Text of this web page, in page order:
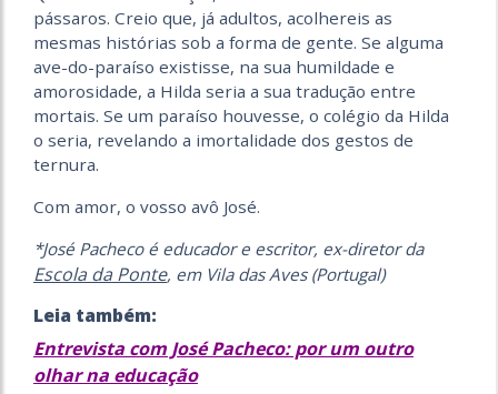
pássaros. Creio que, já adultos, acolhereis as
mesmas histórias sob a forma de gente. Se alguma
ave-do-paraíso existisse, na sua humildade e
amorosidade, a Hilda seria a sua tradução entre
mortais. Se um paraíso houvesse, o colégio da Hilda
o seria, revelando a imortalidade dos gestos de
ternura.
Com amor, o vosso avô José.
*José Pacheco é educador e escritor, ex-diretor da
Escola da Ponte, em Vila das Aves (Portugal)
Leia também:
Entrevista com José Pacheco: por um outro
olhar na educação